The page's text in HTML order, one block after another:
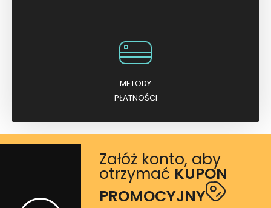
METODY
PŁATNOŚCI
Załóż konto, aby
otrzymać KUPON
PROMOCYJNY